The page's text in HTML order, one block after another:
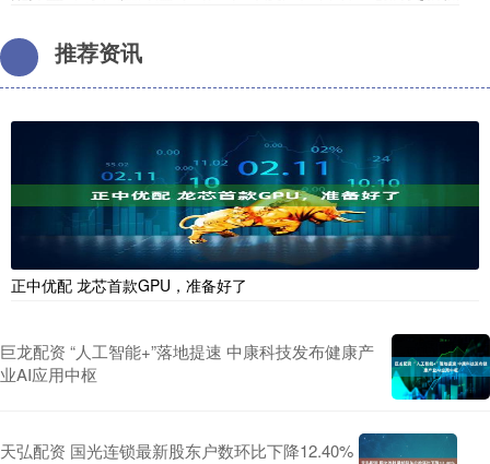
推荐资讯
正中优配 龙芯首款GPU，准备好了
巨龙配资 “人工智能+”落地提速 中康科技发布健康产
业AI应用中枢
天弘配资 国光连锁最新股东户数环比下降12.40%